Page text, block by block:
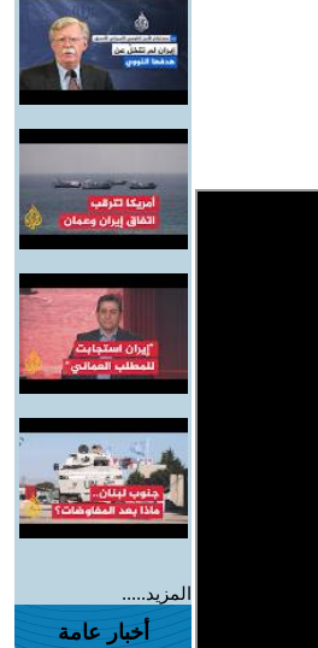
المزيد.....
أخبار عامة